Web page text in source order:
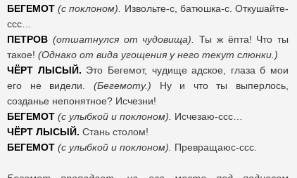
БЕГЕМОТ (с поклоном). Извольте-с, батюшка-с. Откушайте-
ссс…
ПЕТРОВ (отшатнулся от чудовища).
Ты ж ёпта! Что ты
такое! (Однако от вида угощения у него текут слюнки.)
ЧЁРТ ЛЫСЫЙ. Это Бегемот, чудище адское, глаза б мои
его не видели. (Бегемоту.) Ну и что ты выперлось,
созданье непонятное? Исчезни!
БЕГЕМОТ (с улыбкой и поклоном).
Исчезаю-ссс…
ЧЁРТ ЛЫСЫЙ. Стань столом!
БЕГЕМОТ (с улыбкой и поклоном). Превращаюс-ссс.